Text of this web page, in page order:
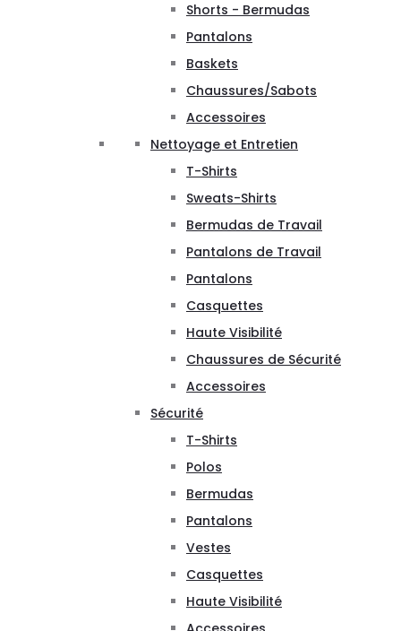
Shorts - Bermudas
Pantalons
Baskets
Chaussures/Sabots
Accessoires
Nettoyage et Entretien
T-Shirts
Sweats-Shirts
Bermudas de Travail
Pantalons de Travail
Pantalons
Casquettes
Haute Visibilité
Chaussures de Sécurité
Accessoires
Sécurité
T-Shirts
Polos
Bermudas
Pantalons
Vestes
Casquettes
Haute Visibilité